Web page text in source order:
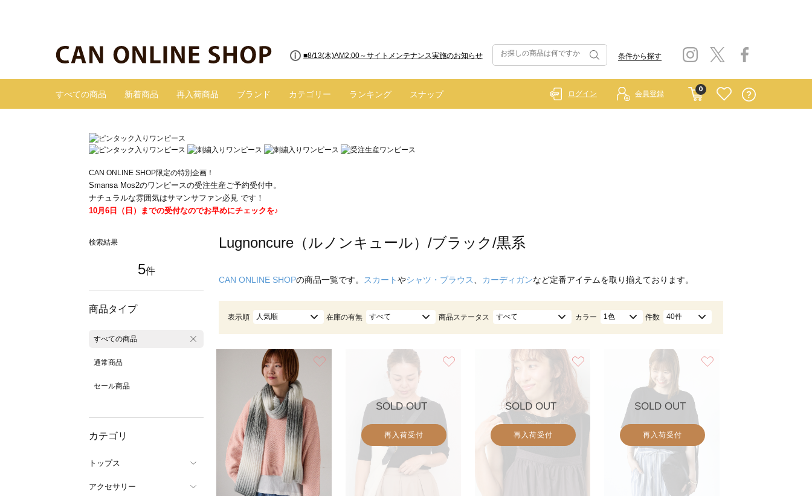
■8/13(木)AM2:00～サイトメンテナンス実施のお知らせ 条件から探す
すべての商品 新着商品 再入荷商品 ブランド カテゴリー ランキング スナップ
0
ログイン 会員登録
CAN ONLINE SHOP限定の特別企画！
Smansa Mos2のワンピースの受注生産ご予約受付中。
ナチュラルな雰囲気はサマンサファン必見 です！
10月6日（日）までの受付なのでお早めにチェックを♪
検索結果
5件
商品タイプ
すべての商品
通常商品
セール商品
カテゴリ
トップス
アクセサリー
Lugnoncure（ルノンキュール）/ブラック/黒系
CAN ONLINE SHOPの商品一覧です。 スカートやシャツ・ブラウス カーディガンなど定番アイテムを取り揃えております。
表示順 人気順 在庫の有無 すべて 商品ステータス すべて カラー 1色 件数 40件
SOLD OUT
再入荷受付
SOLD OUT
再入荷受付
SOLD OUT
再入荷受付